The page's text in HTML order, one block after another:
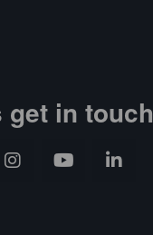
get in touch